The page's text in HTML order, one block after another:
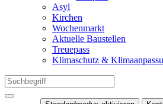
Asyl
Kirchen
Wochenmarkt
Aktuelle Baustellen
Treuepass
Klimaschutz &